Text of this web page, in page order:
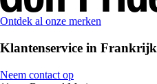
Ontdek al onze merken
Klantenservice in Frankrijk
Neem contact op